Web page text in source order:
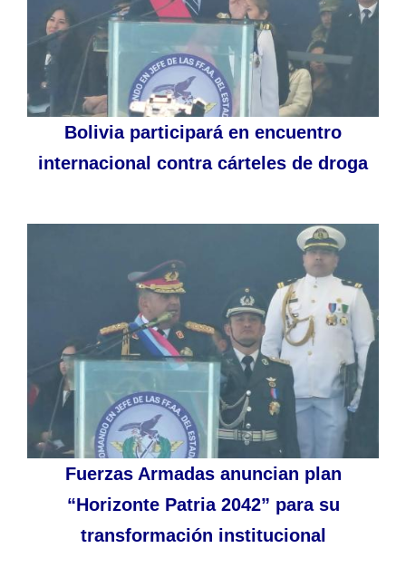
Bolivia participará en encuentro
internacional contra cárteles de droga
Fuerzas Armadas anuncian plan
“Horizonte Patria 2042” para su
transformación institucional